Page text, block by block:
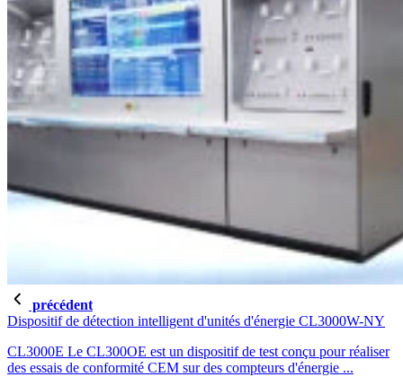
précédent
Dispositif de détection intelligent d'unités d'énergie CL3000W-NY
CL3000E Le CL300OE est un dispositif de test conçu pour réaliser
des essais de conformité CEM sur des compteurs d'énergie ...